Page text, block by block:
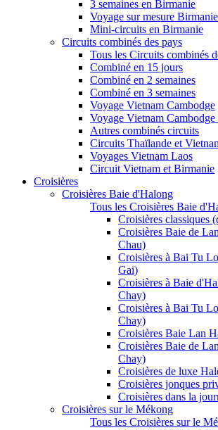
3 semaines en Birmanie
Voyage sur mesure Birmanie
Mini-circuits en Birmanie
Circuits combinés des pays
Tous les Circuits combinés
Combiné en 15 jours
Combiné en 2 semaines
Combiné en 3 semaines
Voyage Vietnam Cambodge
Voyage Vietnam Cambodge
Autres combinés circuits
Circuits Thaïlande et
Voyages Vietnam Laos
Circuit Vietnam et Birmanie
Croisières
Croisières Baie d'Halong
Tous les Croisières Baie
Croisières classiques
Croisières Baie de
Chau)
Croisières à Bai Tu
Gai)
Croisières à Baie
Chay)
Croisières à Bai Tu
Chay)
Croisières Baie Lan
Croisières Baie de
Chay)
Croisières de luxe
Croisières jonques
Croisières dans la
Croisières sur le Mékong
Tous les Croisières sur le